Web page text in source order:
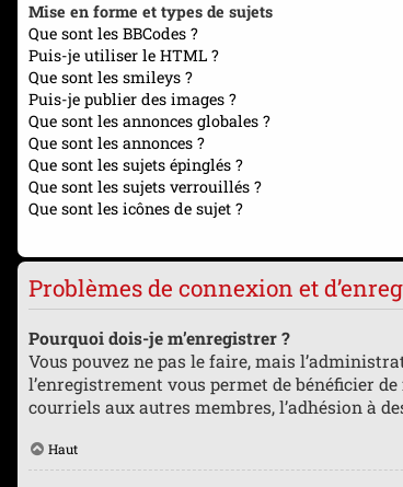
Mise en forme et types de sujets
Que sont les BBCodes ?
Puis-je utiliser le HTML ?
Que sont les smileys ?
Puis-je publier des images ?
Que sont les annonces globales ?
Que sont les annonces ?
Que sont les sujets épinglés ?
Que sont les sujets verrouillés ?
Que sont les icônes de sujet ?
Problèmes de connexion et
Pourquoi dois-je m’enregistrer ?
Vous pouvez ne pas le faire, mais
l’enregistrement vous permet de bénéficier
courriels aux autres membres, l’adhésion à
Haut